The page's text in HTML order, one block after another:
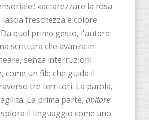
«accarezzare la rosa
lascia freschezza e colore
quel primo gesto, l'autore
scrittura che avanza in
senza interruzioni
come un filo che guida il
tre territori: La parola,
La prima parte, abitare
il linguaggio come uno